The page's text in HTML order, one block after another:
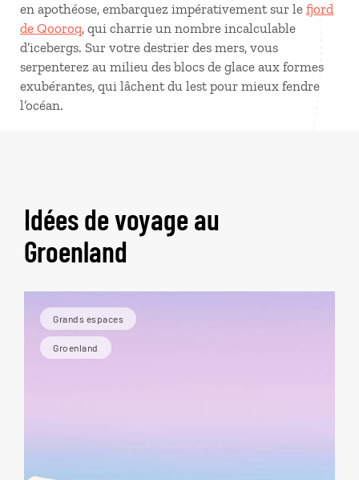
en apothéose, embarquez impérativement sur le fjord
de Qooroq, qui charrie un nombre incalculable
d’icebergs. Sur votre destrier des mers, vous
serpenterez au milieu des blocs de glace aux formes
exubérantes, qui lâchent du lest pour mieux fendre
l’océan.
Idées de voyage au
Groenland
Grands espaces
Groenland